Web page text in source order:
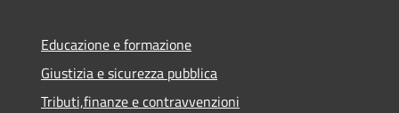
Educazione e formazione
Giustizia e sicurezza pubblica
Tributi,finanze e contravvenzioni